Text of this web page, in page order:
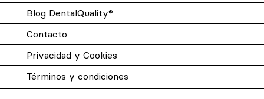
Blog DentalQuality®
Contacto
Privacidad y Cookies
Términos y condiciones